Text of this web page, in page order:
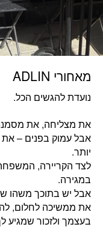
מאחורי ADLIN
נועדת להגשים הכל.
את מצליחה, את מסמנת
אבל עמוק בפנים – את
יותר.
לצד הקריירה,
במגירה.
אבל יש בתוכך משהו
את ממשיכה לחלום,
בעצמך ולזכור שמגיע